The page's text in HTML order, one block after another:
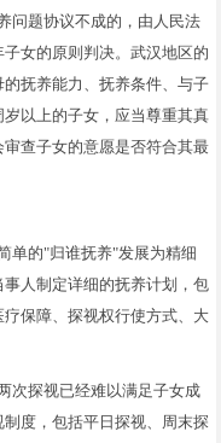
问题协议不成的，由人民法
女的原则判决。武汉地区的
抚养能力、抚养条件、与子
以上的子女，应当尊重其真
查子女的意愿是否符合其最
单的"归谁抚养"发展为精细
人制定详细的抚养计划，包
保障、探视权行使方式、大
次探视已经难以满足子女成
度，包括平日探视、周末探